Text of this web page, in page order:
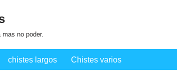
no poder.
chistes largos Chistes varios